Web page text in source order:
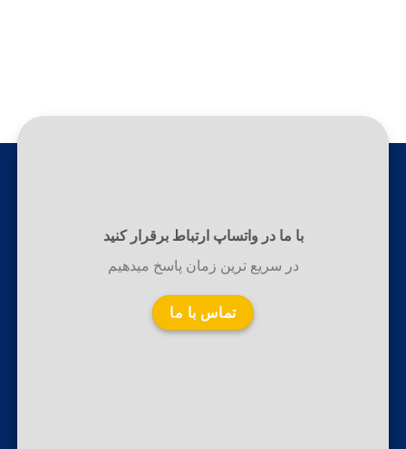
با ما در واتساپ ارتباط برقرار کنید
در سریع ترین زمان پاسخ میدهیم
تماس با ما